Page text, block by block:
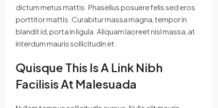
dictum metus mattis. Phasellus posuere felis sed eros
porttitor mattis. Curabitur massa magna, tempor in
blandit id, porta in ligula. Aliquam laoreet nisl massa, at
interdum mauris sollicitudin et.
Quisque This Is A Link Nibh
Facilisis At Malesuada